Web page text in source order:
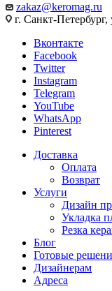
zakaz@keromag.ru
г. Санкт-
Вконтакте
Facebook
Twitter
Instagram
Telegram
YouTube
WhatsApp
Pinterest
Доставка
Оплата
Возврат
Услуги
Дизайн
Укладка
Резка
Блог
Готовые
Дизайнерам
Адреса